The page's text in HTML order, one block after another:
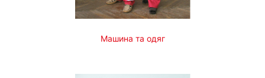
Машина та одяг